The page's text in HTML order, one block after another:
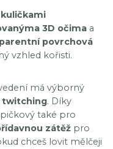
3D očima a
povrchová
vzhled kořisti.
má výborný
twitching. Díky
také pro
zátěž pro
chceš lovit mělčeji